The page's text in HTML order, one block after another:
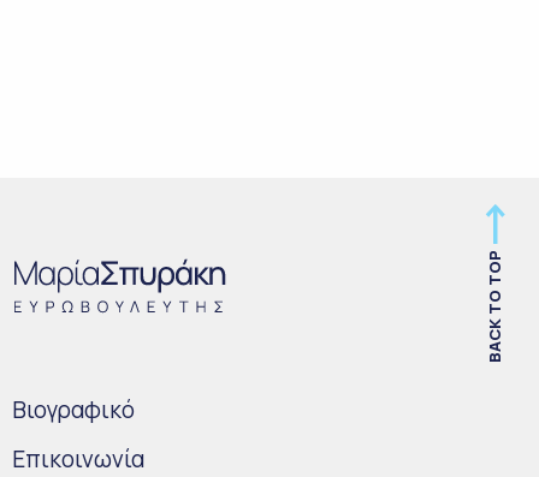
BACK TO TOP
Bιογραφικό
Επικοινωνία